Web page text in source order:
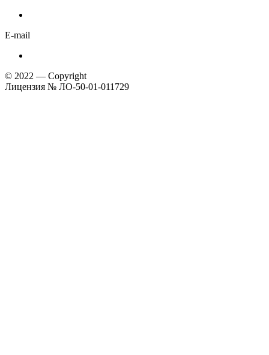
E-mail
© 2022 — Copyright
Лицензия № ЛО-50-01-011729